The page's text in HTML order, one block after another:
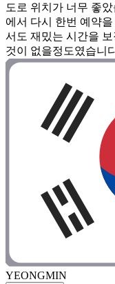
도로 위치가 너무 좋
에서 다시 한번 예약
서도 재밌는 시간을
것이 없을정도였습니
YEONGMIN